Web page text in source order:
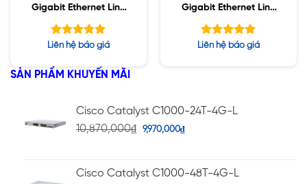
Gigabit Ethernet Line
Card
Được xếp
5 sao
Liên hệ báo giá
Gigabit Ethernet Line
Card
Được xếp
Liên hệ báo giá
SẢN PHẨM KHUYẾN MÃI
Cisco Catalyst C1000-24T-4G-L
10,870,000₫ 9,970,000₫
Cisco Catalyst C1000-48T-4G-L